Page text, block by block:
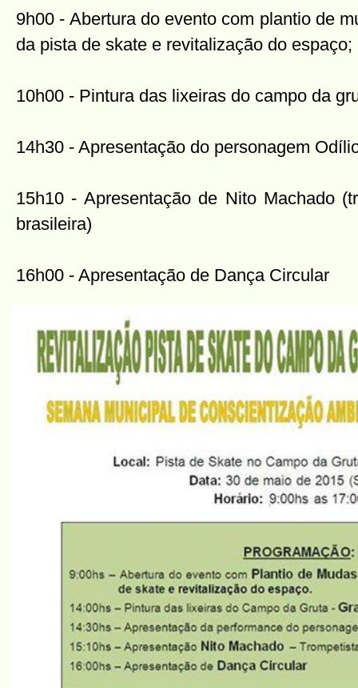
9h00 - Abertura do evento com plantio de
da pista de skate e revitalização do espaço;
10h00 - Pintura das lixeiras do campo da
14h30 - Apresentação do personagem
15h10 - Apresentação de Nito Machado
brasileira)
16h00 - Apresentação de Dança Circular